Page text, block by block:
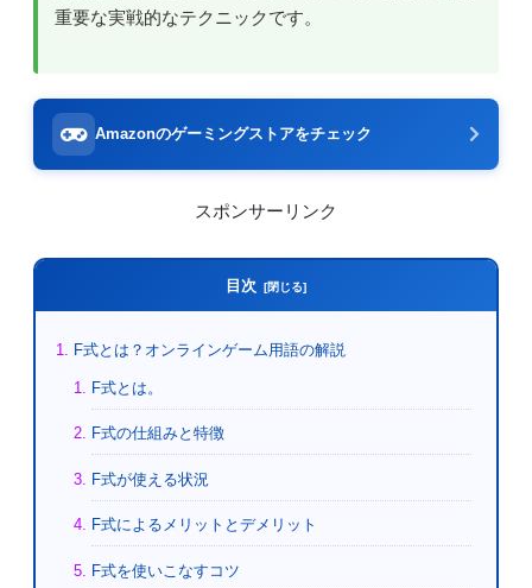
重要な実戦的なテクニックです。
Amazonのゲーミングストアをチェック
スポンサーリンク
目次
F式とは？オンラインゲーム用語の解説
F式とは。
F式の仕組みと特徴
F式が使える状況
F式によるメリットとデメリット
F式を使いこなすコツ